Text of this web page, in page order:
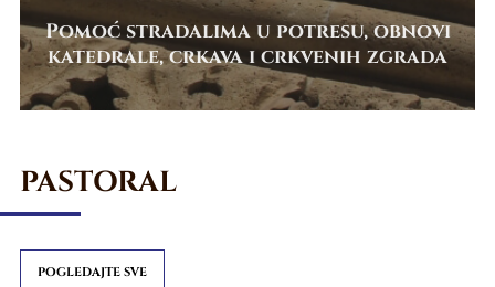
Pomoć stradalima u potresu, obnovi
katedrale, crkava i crkvenih zgrada
PASTORAL
POGLEDAJTE SVE